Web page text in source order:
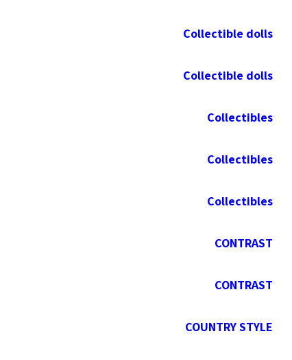
Collectible dolls
Collectible dolls
Collectibles
Collectibles
Collectibles
CONTRAST
CONTRAST
COUNTRY STYLE